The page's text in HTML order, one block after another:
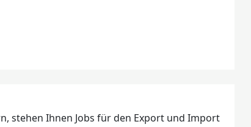
stehen Ihnen Jobs für den Export und Import